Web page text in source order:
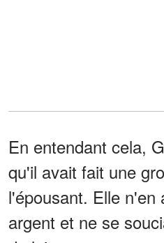
En entendant cela,
qu'il avait fait une
l'épousant. Elle n'en
argent et ne se